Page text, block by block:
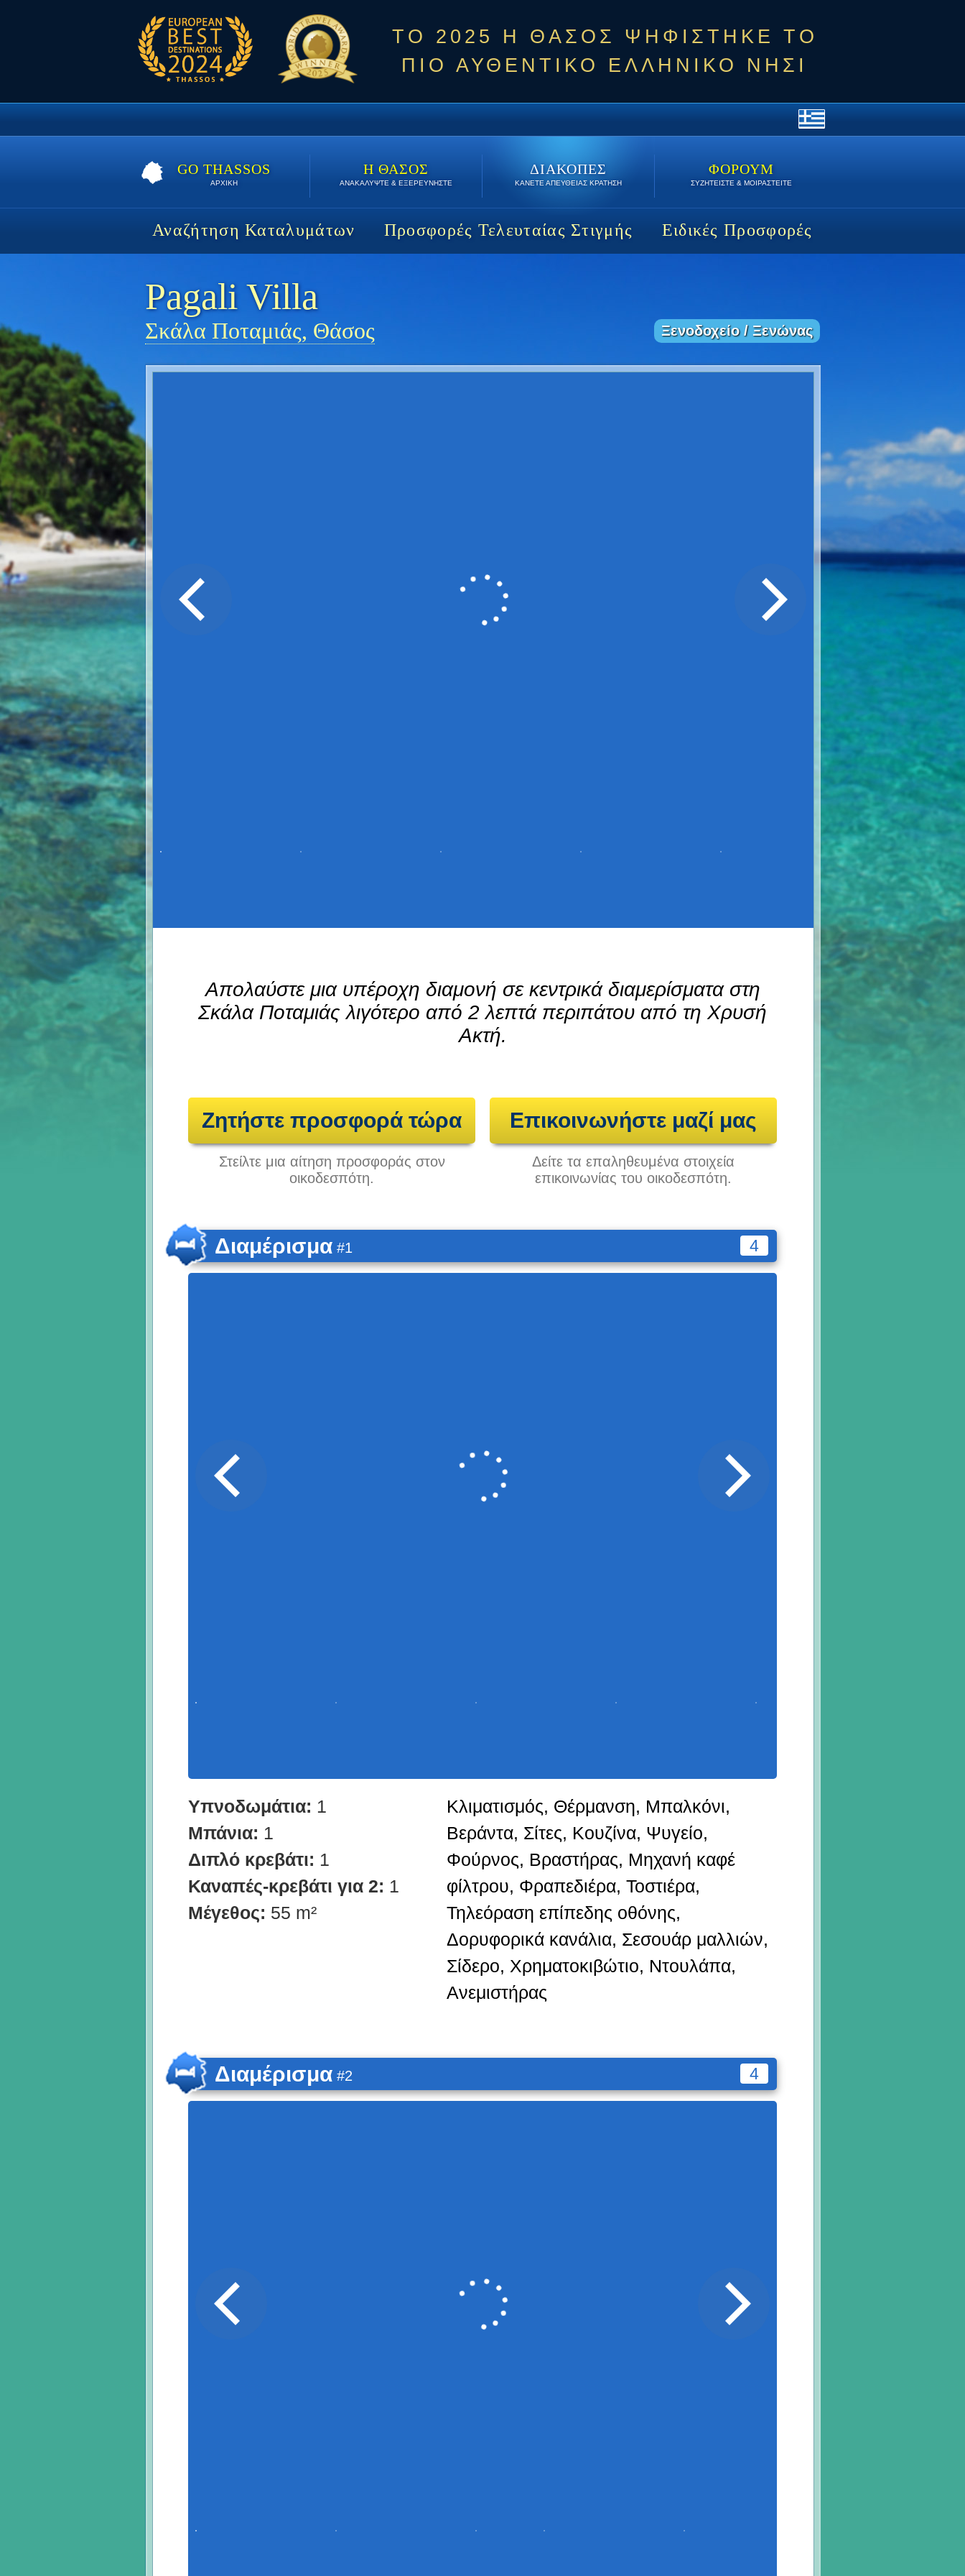
ΤΟ 2025 Η ΘΑΣΟΣ ΨΗΦΙΣΤΗΚΕ ΤΟ
ΠΙΟ ΑΥΘΕΝΤΙΚΟ ΕΛΛΗΝΙΚΟ ΝΗΣΙ
GO THASSOS
ΑΡΧΙΚΗ
Η ΘΑΣΟΣ
ΑΝΑΚΑΛΥΨΤΕ & ΕΞΕΡΕΥΝΗΣΤΕ
ΔΙΑΚΟΠΕΣ
ΚΑΝΕΤΕ ΑΠΕΥΘΕΙΑΣ ΚΡΑΤΗΣΗ
ΦΟΡΟΥΜ
ΣΥΖΗΤΕΙΣΤΕ & ΜΟΙΡΑΣΤΕΙΤΕ
Αναζήτηση Καταλυμάτων Προσφορές Τελευταίας Στιγμής Ειδικές Προσφορές
Pagali Villa
Σκάλα Ποταμιάς, Θάσος Ξενοδοχείο / Ξενώνας
Απολαύστε μια υπέροχη διαμονή σε κεντρικά διαμερίσματα στη
Σκάλα Ποταμιάς λιγότερο από 2 λεπτά περιπάτου από τη Χρυσή
Ακτή.
Ζητήστε προσφορά τώρα
Στείλτε μια αίτηση προσφοράς στον
οικοδεσπότη.
Επικοινωνήστε μαζί μας
Δείτε τα επαληθευμένα στοιχεία
επικοινωνίας του οικοδεσπότη.
Διαμέρισμα #1 4
Υπνοδωμάτια: 1
Μπάνια: 1
Διπλό κρεβάτι: 1
Καναπές-κρεβάτι για 2: 1
Μέγεθος: 55 m²
Κλιματισμός, Θέρμανση, Μπαλκόνι,
Βεράντα, Σίτες, Κουζίνα, Ψυγείο,
Φούρνος, Βραστήρας, Μηχανή καφέ
φίλτρου, Φραπεδιέρα, Τοστιέρα,
Τηλεόραση επίπεδης οθόνης,
Δορυφορικά κανάλια, Σεσουάρ μαλλιών,
Σίδερο, Χρηματοκιβώτιο, Ντουλάπα,
Ανεμιστήρας
Διαμέρισμα #2 4